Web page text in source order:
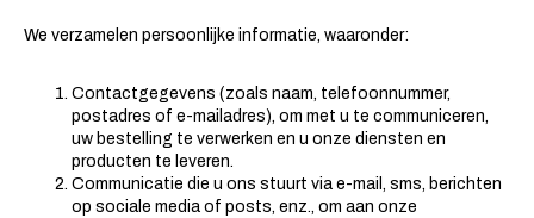
We verzamelen persoonlijke informatie, waaronder:
Contactgegevens (zoals naam, telefoonnummer,
postadres of e-mailadres), om met u te communiceren,
uw bestelling te verwerken en u onze diensten en
producten te leveren.
Communicatie die u ons stuurt via e-mail, sms, berichten
op sociale media of posts, enz., om aan onze